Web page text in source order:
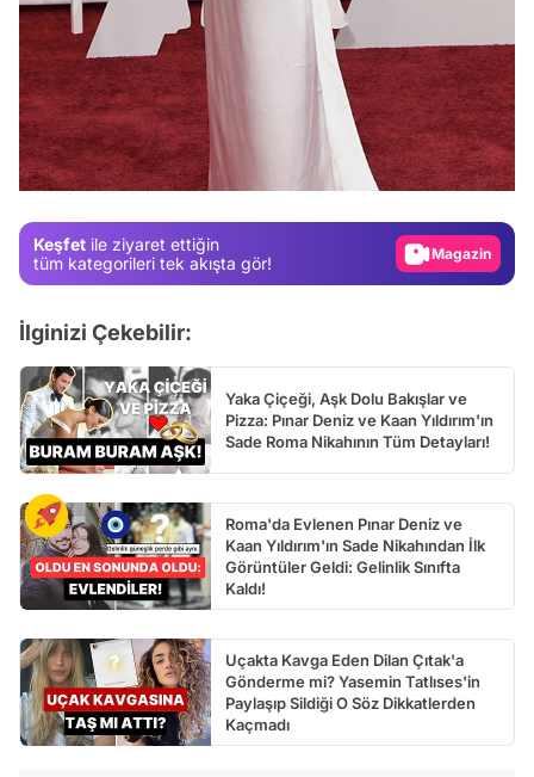
Keşfet ile ziyaret ettiğin
tüm kategorileri tek akışta gör!
Video
Test
Gündem
Video
İlginizi Çekebilir:
Yaka Çiçeği, Aşk Dolu Bakışlar ve
Pizza: Pınar Deniz ve Kaan Yıldırım'ın
Sade Roma Nikahının Tüm Detayları!
Roma'da Evlenen Pınar Deniz ve
Kaan Yıldırım'ın Sade Nikahından İlk
Görüntüler Geldi: Gelinlik Sınıfta
Kaldı!
Uçakta Kavga Eden Dilan Çıtak'a
Gönderme mi? Yasemin Tatlıses'in
Paylaşıp Sildiği O Söz Dikkatlerden
Kaçmadı